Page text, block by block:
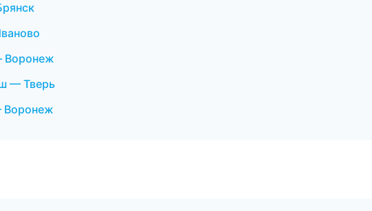
Воронеж
— Тверь
Воронеж